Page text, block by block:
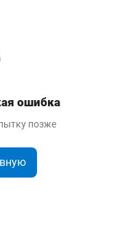
ошибка
позже